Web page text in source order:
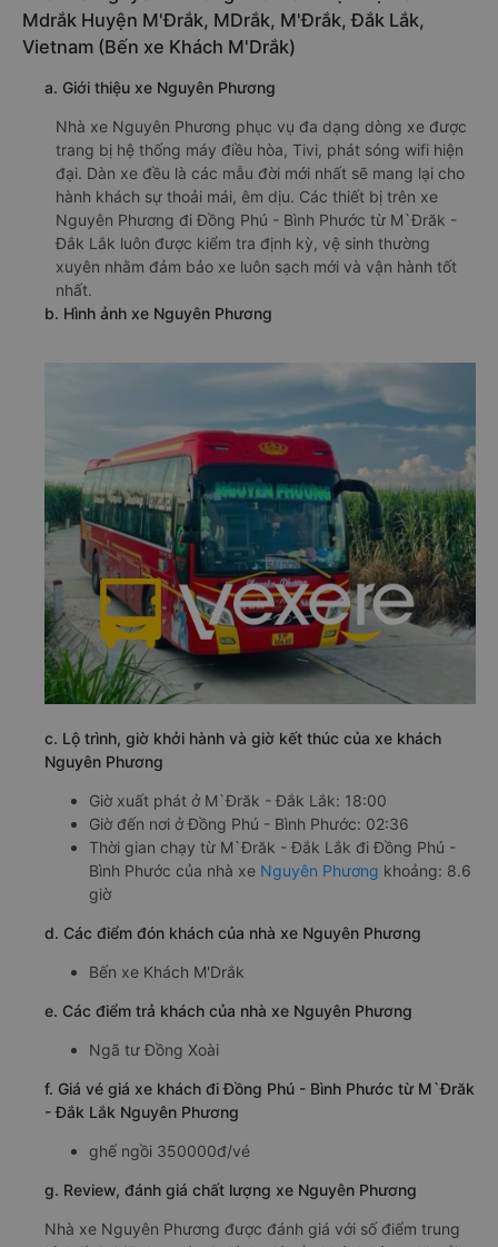
Mdrắk Huyện M'Ðrắk, MDrắk, M'Đrắk, Đắk Lắk,
Vietnam (Bến xe Khách M'Drắk)
a. Giới thiệu xe Nguyên Phương
Nhà xe Nguyên Phương phục vụ đa dạng dòng xe được
trang bị hệ thống máy điều hòa, Tivi, phát sóng wifi hiện
đại. Dàn xe đều là các mẫu đời mới nhất sẽ mang lại cho
hành khách sự thoải mái, êm dịu. Các thiết bị trên xe
Nguyên Phương đi Đồng Phú - Bình Phước từ M`Đrăk -
Đắk Lắk luôn được kiểm tra định kỳ, vệ sinh thường
xuyên nhằm đảm bảo xe luôn sạch mới và vận hành tốt
nhất.
b. Hình ảnh xe Nguyên Phương
c. Lộ trình, giờ khởi hành và giờ kết thúc của xe khách
Nguyên Phương
Giờ xuất phát ở M`Đrăk - Đắk Lắk: 18:00
Giờ đến nơi ở Đồng Phú - Bình Phước: 02:36
Thời gian chạy từ M`Đrăk - Đắk Lắk đi Đồng Phú -
Bình Phước của nhà xe Nguyên Phương khoảng: 8.6
giờ
d. Các điểm đón khách của nhà xe Nguyên Phương
Bến xe Khách M'Drắk
e. Các điểm trả khách của nhà xe Nguyên Phương
Ngã tư Đồng Xoài
f. Giá vé giá xe khách đi Đồng Phú - Bình Phước từ M`Đrăk
- Đắk Lắk Nguyên Phương
ghế ngồi 350000đ/vé
g. Review, đánh giá chất lượng xe Nguyên Phương
Nhà xe Nguyên Phương được đánh giá với số điểm trung